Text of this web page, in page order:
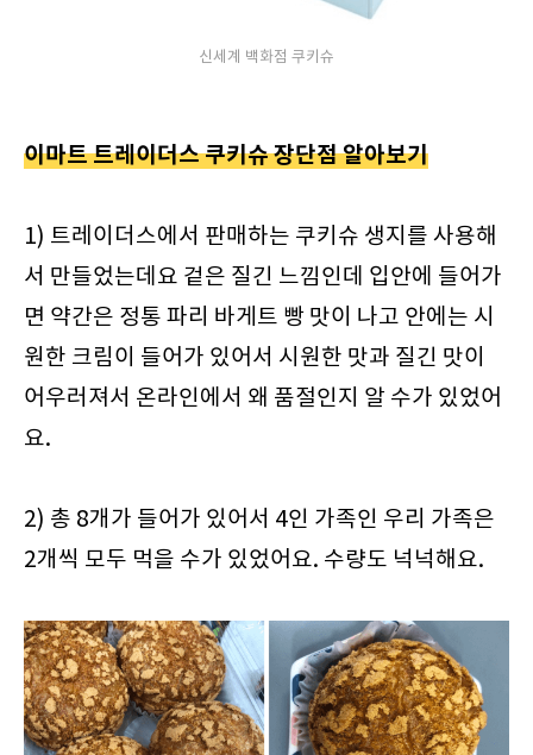
신세계 백화점 쿠키슈
이마트 트레이더스 쿠키슈 장단점 알아보기
1) 트레이더스에서 판매하는 쿠키슈 생지를 사용해
서 만들었는데요 겉은 질긴 느낌인데 입안에 들어가
면 약간은 정통 파리 바게트 빵 맛이 나고 안에는 시
원한 크림이 들어가 있어서 시원한 맛과 질긴 맛이
어우러져서 온라인에서 왜 품절인지 알 수가 있었어
요.
2) 총 8개가 들어가 있어서 4인 가족인 우리 가족은
2개씩 모두 먹을 수가 있었어요. 수량도 넉넉해요.